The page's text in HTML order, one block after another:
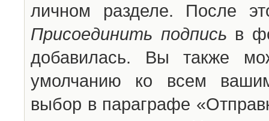
личном разделе. После
Присоединить подпись в
добавилась. Вы также
умолчанию ко всем
выбор в параграфе